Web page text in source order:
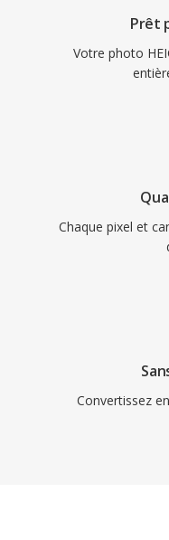
Prêt
Votre photo
Chaque pixel et
Convertissez